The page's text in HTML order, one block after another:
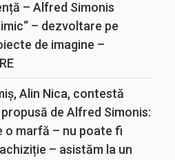
– Alfred Simonis
– dezvoltare pe
de imagine –
Alin Nica, contestă
de Alfred Simonis:
o marfă – nu poate fi
– asistăm la un